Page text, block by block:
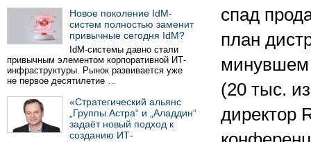
Новое поколение IdM-
систем полностью заменит
привычные сегодня IdM?
IdM-системы давно стали
привычным элементом корпоративной ИТ-
инфраструктуры. Рынок развивается уже
не первое десятилетие …
«Стратегический альянс
„Группы Астра“ и „Аладдин“
задаёт новый подход к
созданию ИТ-
спад
план
минувшем
(20 тыс.
директор